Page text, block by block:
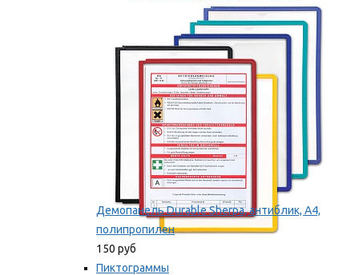
оборудование
Мы рекомендуем
Демопанель Durable Sherpa, антиблик, А4,
полипропилен
150 руб
Пиктограммы